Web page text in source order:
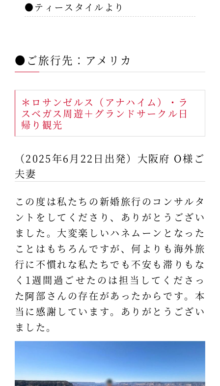
●ティースタイルより
●ご旅行先：アメリカ
＊ロサンゼルス（アナハイム）・ラ
スベガス周遊＋グランドサークル日
帰り観光
（2025年6月22日出発）大阪府 O様ご
夫妻
この度は私たちの新婚旅行のコンサルタ
ントをしてくださり、ありがとうござい
ました。大変楽しいハネムーンとなった
ことはもちろんですが、何よりも海外旅
行に不慣れな私たちでも不安も滞りもな
く1週間過ごせたのは担当してくださっ
た阿部さんの存在があったからです。本
当に感謝しています。ありがとうござい
ました。